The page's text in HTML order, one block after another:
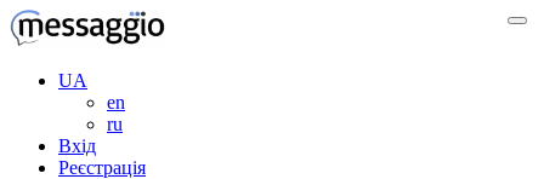
UA
en
ru
Вхід
Реєстрація